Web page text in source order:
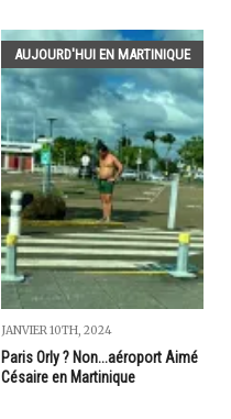
AUJOURD'HUI EN MARTINIQUE
JANVIER 10TH, 2024
Paris Orly ? Non...aéroport Aimé
Césaire en Martinique